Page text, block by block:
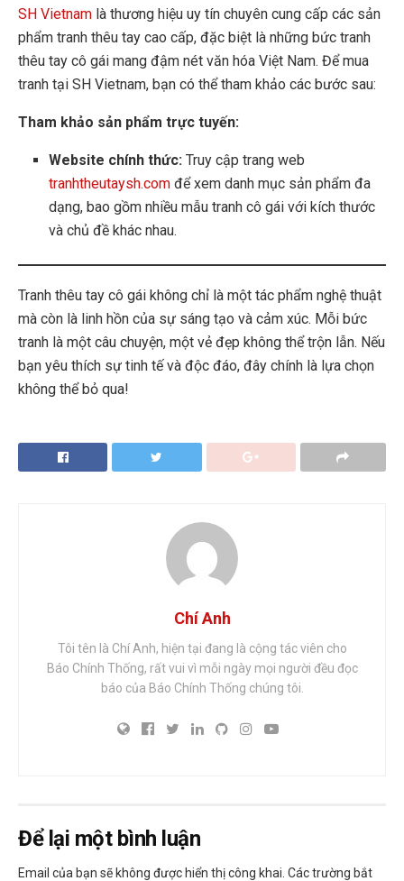
SH Vietnam là thương hiệu uy tín chuyên cung cấp các sản
phẩm tranh thêu tay cao cấp, đặc biệt là những bức tranh
thêu tay cô gái mang đậm nét văn hóa Việt Nam. Để mua
tranh tại SH Vietnam, bạn có thể tham khảo các bước sau:
Tham khảo sản phẩm trực tuyến:
Website chính thức: Truy cập trang web
tranhtheutaysh.com để xem danh mục sản phẩm đa
dạng, bao gồm nhiều mẫu tranh cô gái với kích thước
và chủ đề khác nhau.
Tranh thêu tay cô gái không chỉ là một tác phẩm nghệ thuật
mà còn là linh hồn của sự sáng tạo và cảm xúc. Mỗi bức
tranh là một câu chuyện, một vẻ đẹp không thể trộn lẫn. Nếu
bạn yêu thích sự tinh tế và độc đáo, đây chính là lựa chọn
không thể bỏ qua!
Chí Anh
Tôi tên là Chí Anh, hiện tại đang là cộng tác viên cho
Báo Chính Thống, rất vui vì mỗi ngày mọi người đều đọc
báo của Báo Chính Thống chúng tôi.
Để lại một bình luận
Email của bạn sẽ không được hiển thị công khai. Các trường bắt